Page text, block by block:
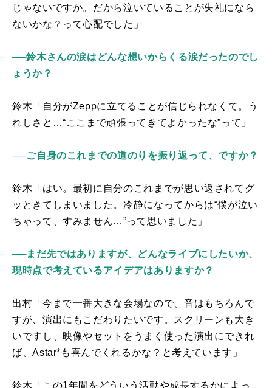
じゃないですか。だから泣いていることが失礼になら
ないかな？って心配でした」
──鈴木さんの涙はどんな想いからくる涙だったのでし
ょうか？
鈴木「自分がZeppに立てることが信じられなくて。う
れしさと…“ここまで頑張ってきてよかったな”って」
──ご自身のこれまでの道のりを振り返って、ですか？
鈴木「はい。最初に自分のこれまでが思い返されてグ
ッときてしまいました。冷静になってからは“僕が泣い
ちゃって、すみません…”って思いました」
──まだ先ではありますが、どんなライブにしたいか、
現時点で考えているアイデアはありますか？
出村「今まで一番大きな会場なので、音はもちろんで
すが、演出にもこだわりたいです。スクリーンも大き
いですし、映像やセットをうまく使った演出にできれ
ば、Astar* も喜んでくれるかな？と考えています」
鈴木「この1年間をどういう活動や成長するかによっ